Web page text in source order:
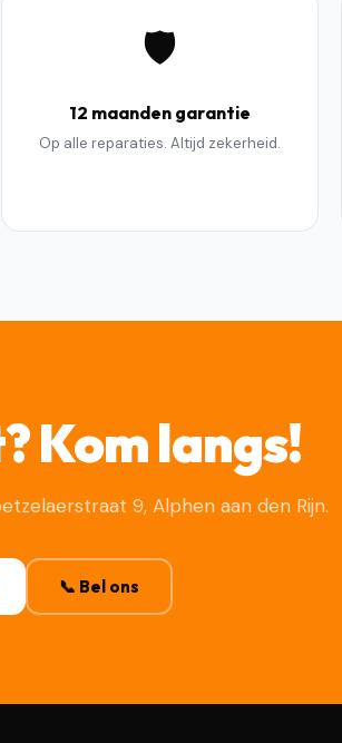
🛡️
12 maanden garantie
Op alle reparaties. Altijd zekerheid.
Kom langs!
9, Alphen aan den Rijn.
📞 Bel ons